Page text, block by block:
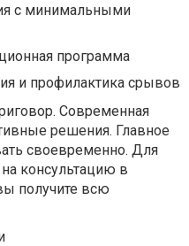
с минимальными
программа
и профилактика срывов
Современная
решения. Главное
своевременно. Для
консультацию в
получите всю